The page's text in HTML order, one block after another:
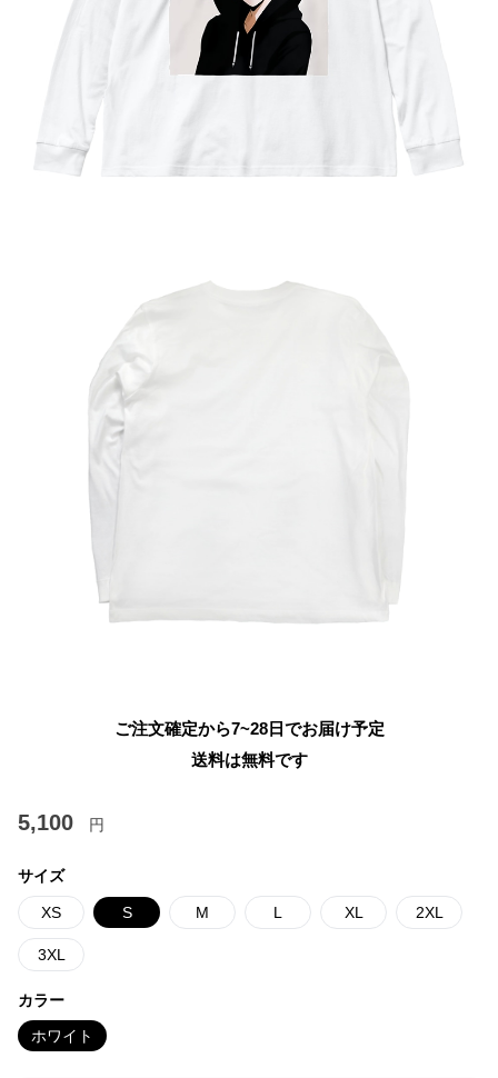
ご注文確定から7~28日でお届け予定
送料は無料です
5,100 円
サイズ
XS S M L XL 2XL
3XL
カラー
ホワイト